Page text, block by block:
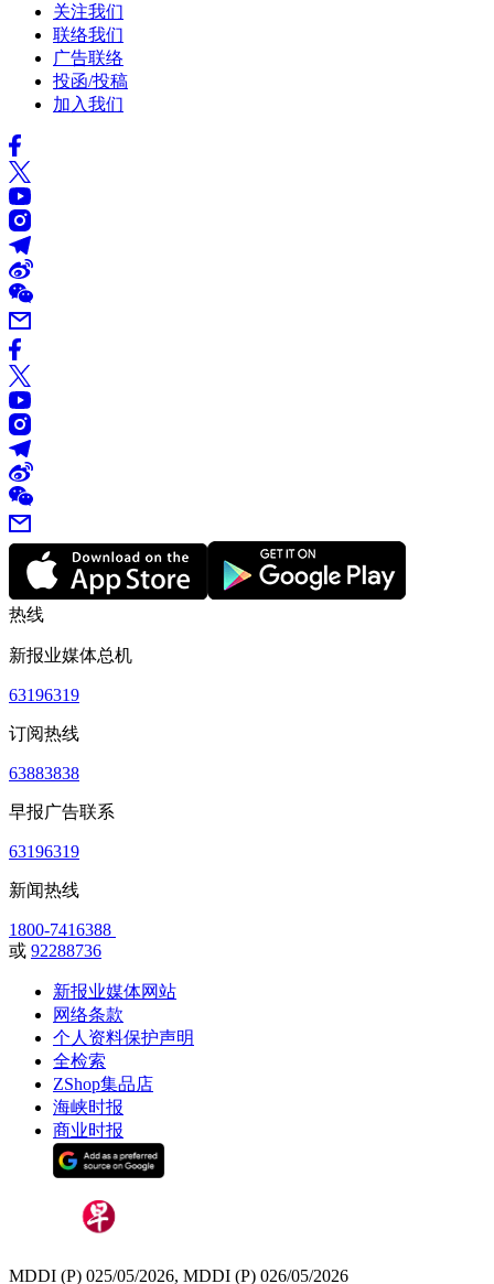
关注我们
联络我们
广告联络
投函/投稿
加入我们
热线
新报业媒体总机
63196319
订阅热线
63883838
早报广告联系
63196319
新闻热线
1800-7416388
或 92288736
新报业媒体网站
网络条款
个人资料保护声明
全检索
ZShop集品店
海峡时报
商业时报
MDDI (P) 025/05/2026, MDDI (P) 026/05/2026